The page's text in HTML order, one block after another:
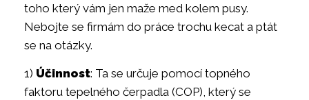
toho který vám jen maže med kolem pusy.
Nebojte se firmám do práce trochu kecat a ptát
se na otázky.
1) Účinnost: Ta se určuje pomocí topného
faktoru tepelného čerpadla (COP), který se